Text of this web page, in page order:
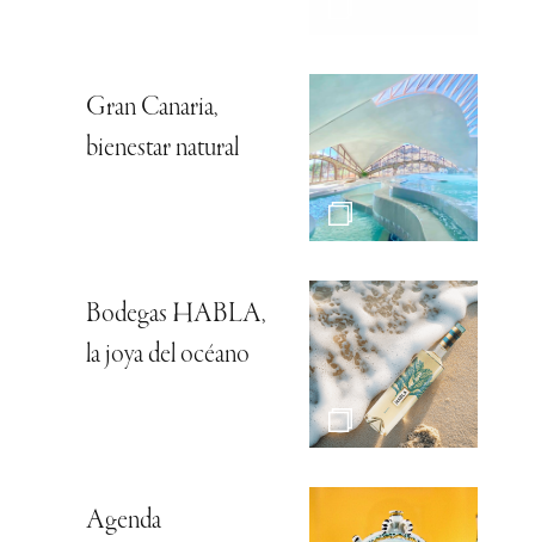
Gran Canaria,
bienestar natural
Bodegas HABLA,
la joya del océano
Agenda